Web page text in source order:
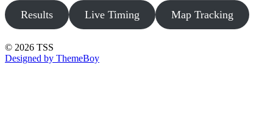
Results Live Timing Map Tracking
© 2026 TSS
Designed by ThemeBoy